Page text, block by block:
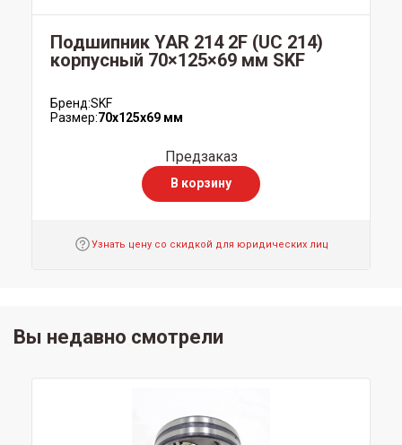
Подшипник YAR 214 2F (UC 214)
корпусный 70×125×69 мм SKF
Бренд:SKF
Размер:70x125x69 мм
Предзаказ
В корзину
Узнать цену со скидкой для юридических лиц
Вы недавно смотрели